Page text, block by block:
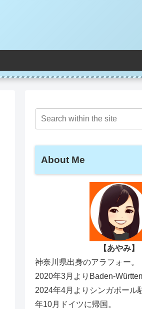
About Me
【あやみ】
神奈川県出身のアラフォー。
2020年3月よりBaden-
2024年4月よりシンガポー
年10月ドイツに帰国。